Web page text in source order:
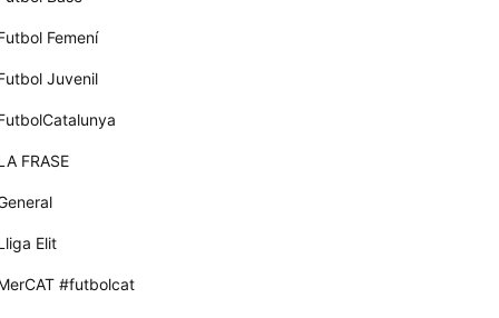
Femení
Juvenil
FRASE
Elit
#futbolcat